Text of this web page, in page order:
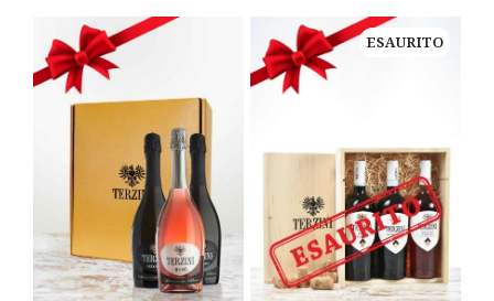
ESAURITO
ESAURITO